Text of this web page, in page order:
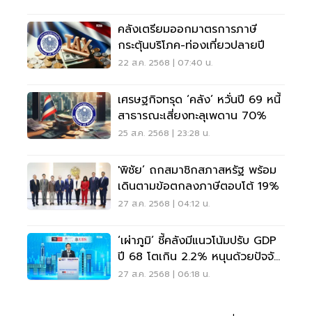
คลังเตรียมออกมาตรการภาษี
กระตุ้นบริโภค-ท่องเที่ยวปลายปี
22 ส.ค. 2568 | 07:40 น.
เศรษฐกิจทรุด ‘คลัง’ หวั่นปี 69 หนี้
สาธารณะเสี่ยงทะลุเพดาน 70%
25 ส.ค. 2568 | 23:28 น.
'พิชัย’ ถกสมาชิกสภาสหรัฐ พร้อม
เดินตามข้อตกลงภาษีตอบโต้ 19%
27 ส.ค. 2568 | 04:12 น.
‘เผ่าภูมิ’ ชี้คลังมีแนวโน้มปรับ GDP
ปี 68 โตเกิน 2.2% หนุนด้วยปัจจัย
บวก
27 ส.ค. 2568 | 06:18 น.